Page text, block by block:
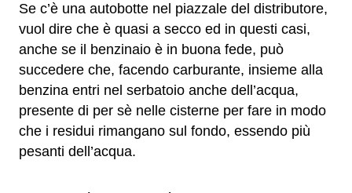
Se c’è una autobotte nel piazzale del distributore,
vuol dire che è quasi a secco ed in questi casi,
anche se il benzinaio è in buona fede, può
succedere che, facendo carburante, insieme alla
benzina entri nel serbatoio anche dell’acqua,
presente di per sè nelle cisterne per fare in modo
che i residui rimangano sul fondo, essendo più
pesanti dell’acqua.